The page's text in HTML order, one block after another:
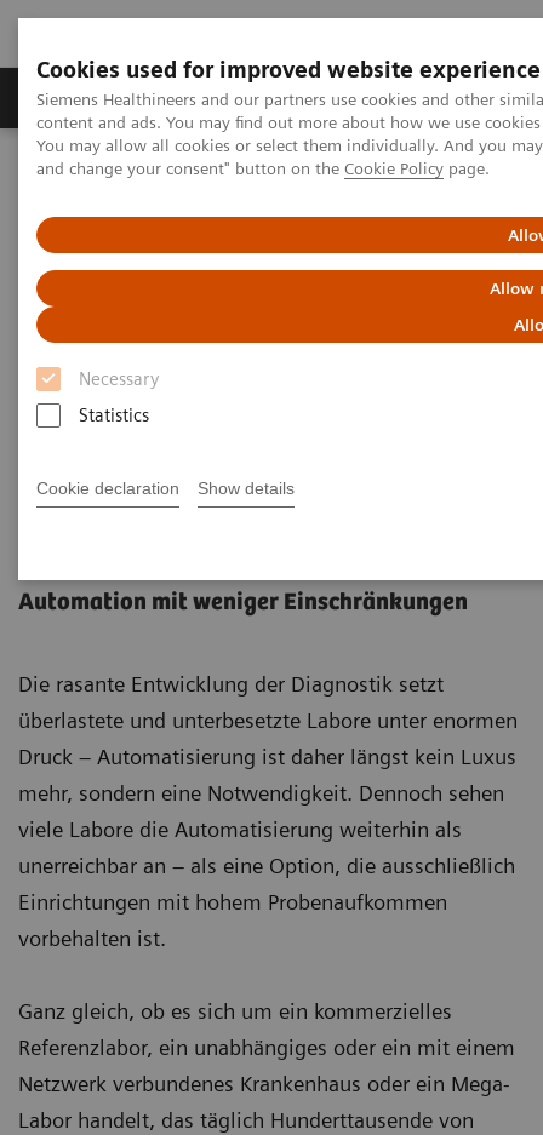
Cookies used for improved website experience
Siemens Healthineers and our partners use cookies and other
content and ads. You may find out more about how we use
You may allow all cookies or select them individually. And you
and change your consent" button on the Cookie Policy page.
Allow
Necessary
Statistics
Cookie declaration Show details
Produkte und Services Fachbereiche
Home Labordiagnostik Laborautomation
Automation mit weniger Einschränkungen
Die rasante Entwicklung der Diagnostik setzt
überlastete und unterbesetzte Labore unter enormen
Druck – Automatisierung ist daher längst kein Luxus
mehr, sondern eine Notwendigkeit. Dennoch sehen
viele Labore die Automatisierung weiterhin als
unerreichbar an – als eine Option, die ausschließlich
Einrichtungen mit hohem Probenaufkommen
vorbehalten ist.
Ganz gleich, ob es sich um ein kommerzielles
Referenzlabor, ein unabhängiges oder ein mit einem
Netzwerk verbundenes Krankenhaus oder ein Mega-
Labor handelt, das täglich Hunderttausende von